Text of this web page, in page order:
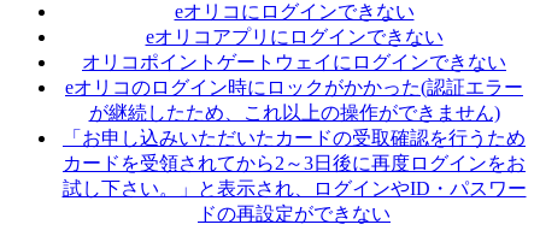
eオリコにログインできない
eオリコアプリにログインできない
オリコポイントゲートウェイにログインできない
eオリコのログイン時にロックがかかった(認証エラー
が継続したため、これ以上の操作ができません)
「お申し込みいただいたカードの受取確認を行うため
カードを受領されてから2～3日後に再度ログインをお
試し下さい。」と表示され、ログインやID・パスワー
ドの再設定ができない